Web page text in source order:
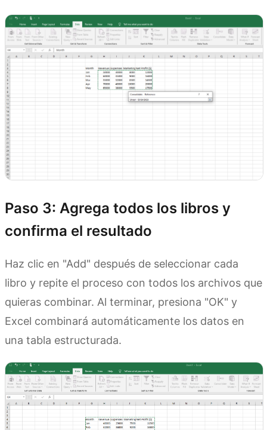
Paso 3: Agrega todos los libros y
confirma el resultado
Haz clic en "Add" después de seleccionar cada
libro y repite el proceso con todos los archivos que
quieras combinar. Al terminar, presiona "OK" y
Excel combinará automáticamente los datos en
una tabla estructurada.